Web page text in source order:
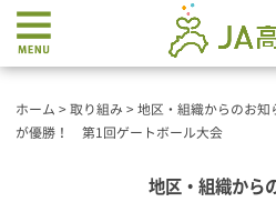
ホーム > 取り組み > 地区・組織からのお知
が優勝！ 第1回ゲートボール大会
地区・組織から